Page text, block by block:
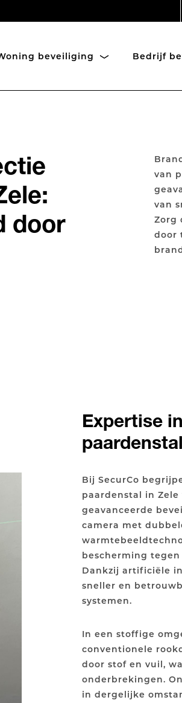
beveiliging Bedrijf
door
van
van
Zorg
door
Expertise
Bij SecurCo
paardenstal in
geavanceerde
camera met
bescherming
Dankzij artificiële
sneller en
systemen.
In een stoffige
conventionele
door stof en vuil,
onderbrekingen.
in dergelijke